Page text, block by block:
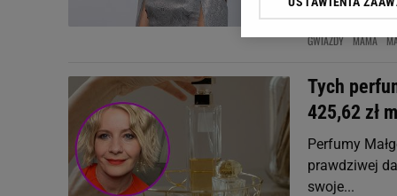
GWIAZDY MAMA
Tych
425,62 zł
Perfumy
prawdziwej
swoje...
Klikając „Akceptuję”
dotyczące plików
odnośnik „Ustawienia
plików cookie możliwa
My, nasi Zaufani
Użycie dokładnych
Przechowywanie
badnie odbiorców i